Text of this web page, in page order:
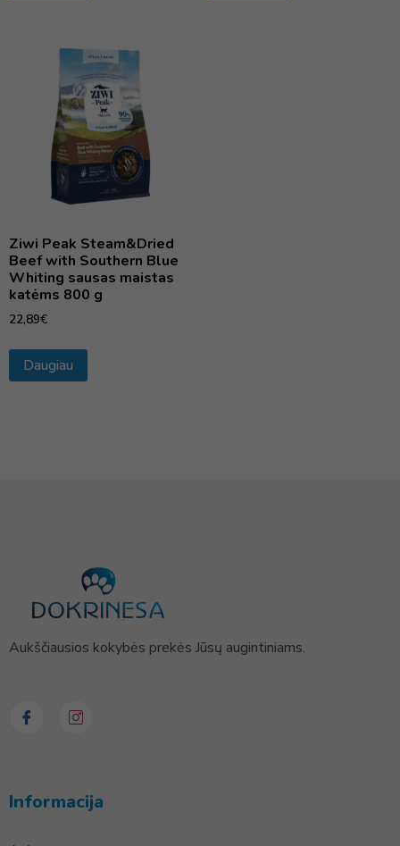
Ziwi Peak Steam&Dried
Beef with Southern Blue
Whiting sausas maistas
katėms 800 g
22,89€
Daugiau
Aukščiausios kokybės prekės Jūsų augintiniams.
Informacija